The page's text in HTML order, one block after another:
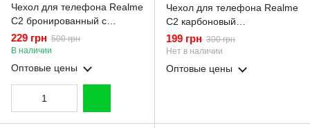
Чехол для телефона Realme
C2 бронированный с
магнитным кольцом и
защитой камеры зеленый
229 грн 500 грн
В наличии
Оптовые цены
Чехол для телефона Realme
C2 карбоновый
противоударный с высокими
бортами черный
199 грн 300 грн
Нет в наличии
Оптовые цены